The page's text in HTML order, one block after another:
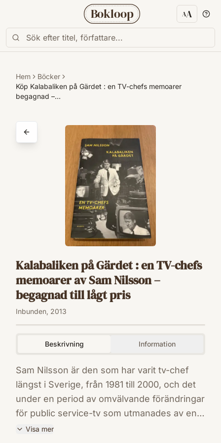
Bokloop AA
Hem
Böcker
Köp Kalabaliken på Gärdet : en TV-chefs memoarer
begagnad –…
Kalabaliken på Gärdet : en TV-chefs
memoarer av Sam Nilsson –
begagnad till lågt pris
Inbunden, 2013
Beskrivning Information
Sam Nilsson är den som har varit tv-chef
längst i Sverige, från 1981 till 2000, och det
under en period av omvälvande förändringar
för public service-tv som utmanades av en
alltmer konkurrensutsatt mediemiljö. Men
Visa mer